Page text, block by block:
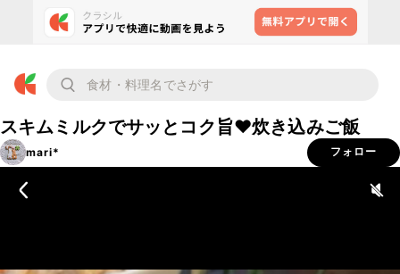
スキムミルクでサッとコク旨❤️炊き込みご飯
mari* フォロー